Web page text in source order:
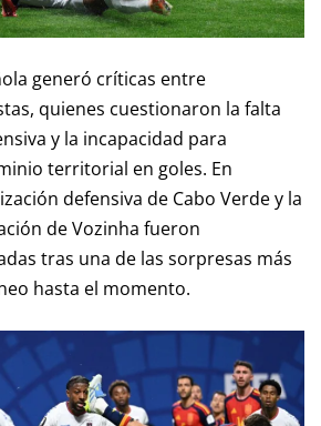
generó críticas entre
quienes cuestionaron la falta
y la incapacidad para
territorial en goles. En
defensiva de Cabo Verde y la
de Vozinha fueron
tras una de las sorpresas más
hasta el momento.